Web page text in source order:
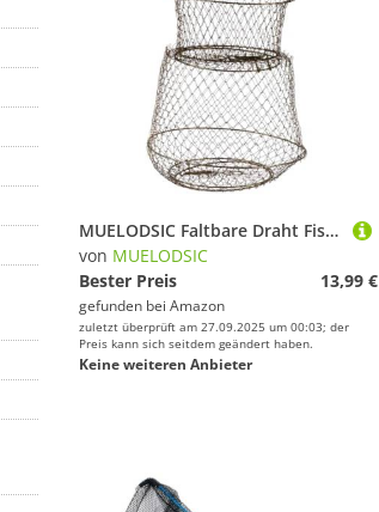
MUELODSIC Faltbare Draht Fischreuse mit Netzfalle Tragbares Angelgerät Kompakt und Leicht Praktische Reuse zum von Garnelen Fischen und Krabben Robustes Material Einfach zu Bedienen und
von MUELODSIC
Bester Preis
13,99 €
gefunden bei Amazon
zuletzt überprüft am 27.09.2025 um 00:03; der
Preis kann sich seitdem geändert haben.
Keine weiteren Anbieter